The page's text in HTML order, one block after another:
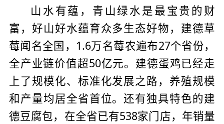
山水有蕴，青山绿水是最宝贵的财
富，好山好水蕴育众多生态好物，建德草
莓闻名全国，1.6万名莓农遍布27个省份，
全产业链价值超50亿元。建德蛋鸡已经走
上了规模化、标准化发展之路，养殖规模
和产量均居全省首位。还有独具特色的建
德豆腐包，在全省已有538家门店，年销量